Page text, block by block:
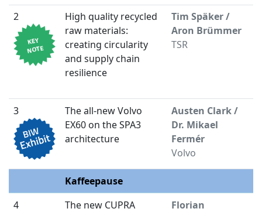
2
High quality recycled
raw materials:
creating circularity
and supply chain
resilience
Tim Späker /
Aron Brümmer
TSR
3
The all-new Volvo
EX60 on the SPA3
architecture
Austen Clark /
Dr. Mikael
Fermér
Volvo
Kaffeepause
4
The new CUPRA
Florian